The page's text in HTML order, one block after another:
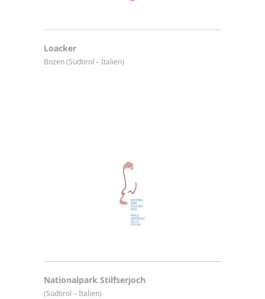
Loacker
Bozen (Südtirol – Italien)
Nationalpark Stilfserjoch
(Südtirol – Italien)